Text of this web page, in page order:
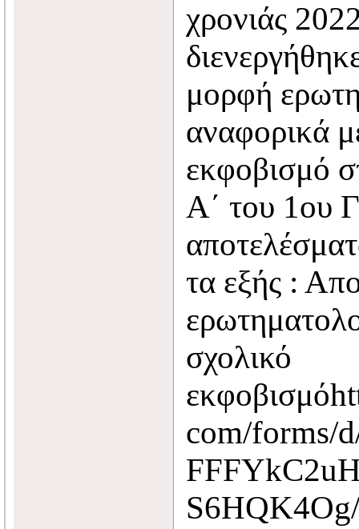
χρονιάς
μορφή
αναφορικά
εκφοβισμό
Α΄ του 1ου
τα εξής :
σχολικό
com/forms/